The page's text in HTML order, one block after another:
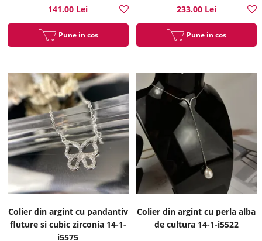
141.00 Lei
Pune in cos
233.00 Lei
Pune in cos
Colier din argint cu pandantiv
fluture si cubic zirconia 14-1-
i5575
Colier din argint cu perla alba
de cultura 14-1-i5522